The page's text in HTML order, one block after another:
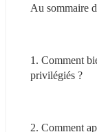
Au sommaire
1. Comment
privilégiés ?
2. Comment